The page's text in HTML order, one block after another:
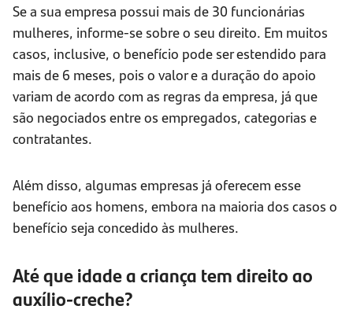
Se a sua empresa possui mais de 30 funcionárias
mulheres, informe-se sobre o seu direito. Em muitos
casos, inclusive, o benefício pode ser estendido para
mais de 6 meses, pois o valor e a duração do apoio
variam de acordo com as regras da empresa, já que
são negociados entre os empregados, categorias e
contratantes.
Além disso, algumas empresas já oferecem esse
benefício aos homens, embora na maioria dos casos o
benefício seja concedido às mulheres.
Até que idade a criança tem direito ao
auxílio-creche?